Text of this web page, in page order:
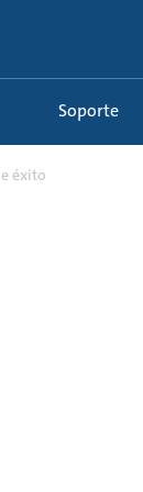
Soporte
éxito